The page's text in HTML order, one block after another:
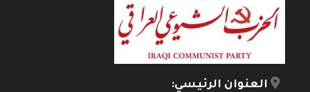
العنوان الرئيسي: